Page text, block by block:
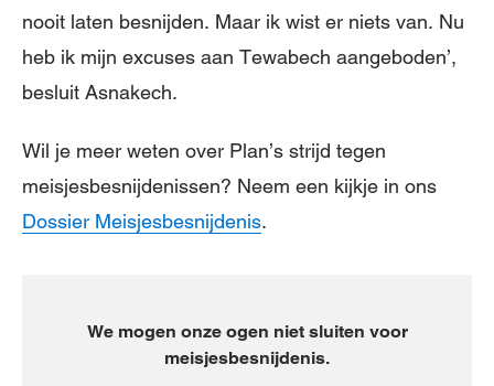
nooit laten besnijden. Maar ik wist er niets van. Nu
heb ik mijn excuses aan Tewabech aangeboden’,
besluit Asnakech.
Wil je meer weten over Plan’s strijd tegen
meisjesbesnijdenissen? Neem een kijkje in ons
Dossier Meisjesbesnijdenis.
We mogen onze ogen niet sluiten voor
meisjesbesnijdenis.